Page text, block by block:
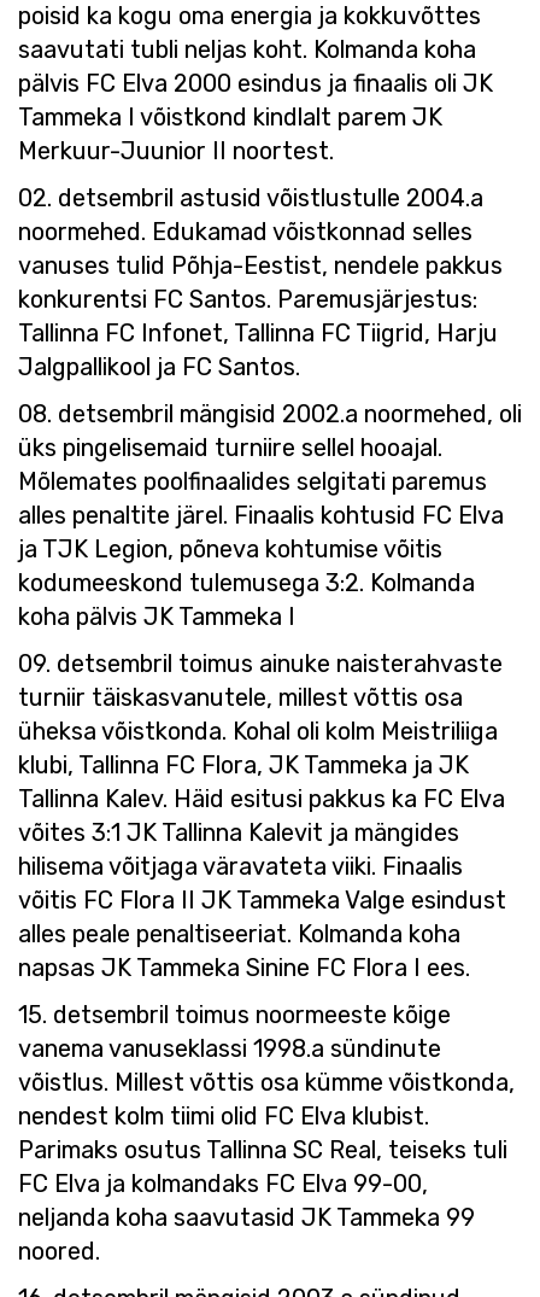
poisid ka kogu oma energia ja kokkuvõttes
saavutati tubli neljas koht. Kolmanda koha
pälvis FC Elva 2000 esindus ja finaalis oli JK
Tammeka I võistkond kindlalt parem JK
Merkuur-Juunior II noortest.
02. detsembril astusid võistlustulle 2004.a
noormehed. Edukamad võistkonnad selles
vanuses tulid Põhja-Eestist, nendele pakkus
konkurentsi FC Santos. Paremusjärjestus:
Tallinna FC Infonet, Tallinna FC Tiigrid, Harju
Jalgpallikool ja FC Santos.
08. detsembril mängisid 2002.a noormehed, oli
üks pingelisemaid turniire sellel hooajal.
Mõlemates poolfinaalides selgitati paremus
alles penaltite järel. Finaalis kohtusid FC Elva
ja TJK Legion, põneva kohtumise võitis
kodumeeskond tulemusega 3:2. Kolmanda
koha pälvis JK Tammeka I
09. detsembril toimus ainuke naisterahvaste
turniir täiskasvanutele, millest võttis osa
üheksa võistkonda. Kohal oli kolm Meistriliiga
klubi, Tallinna FC Flora, JK Tammeka ja JK
Tallinna Kalev. Häid esitusi pakkus ka FC Elva
võites 3:1 JK Tallinna Kalevit ja mängides
hilisema võitjaga väravateta viiki. Finaalis
võitis FC Flora II JK Tammeka Valge esindust
alles peale penaltiseeriat. Kolmanda koha
napsas JK Tammeka Sinine FC Flora I ees.
15. detsembril toimus noormeeste kõige
vanema vanuseklassi 1998.a sündinute
võistlus. Millest võttis osa kümme võistkonda,
nendest kolm tiimi olid FC Elva klubist.
Parimaks osutus Tallinna SC Real, teiseks tuli
FC Elva ja kolmandaks FC Elva 99-00,
neljanda koha saavutasid JK Tammeka 99
noored.